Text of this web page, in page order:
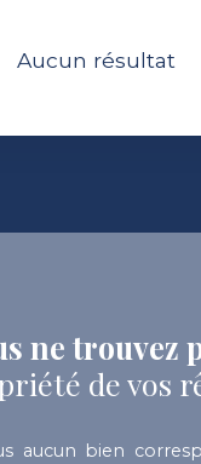
Aucun résultat
ne trouvez
de vos
aucun bien